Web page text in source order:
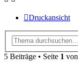
Druckansicht
5 Beiträge • Seite 1 von